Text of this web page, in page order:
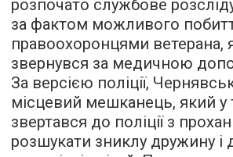
розпочато службове
за фактом можливого
правоохоронцями ветерана,
звернувся за медичною
За версією поліції,
місцевий мешканець, який у
звертався до поліції з
розшукати зниклу дружину і